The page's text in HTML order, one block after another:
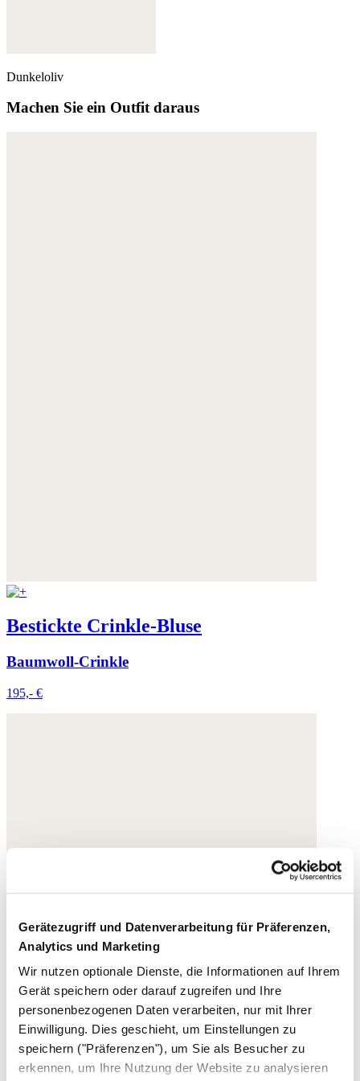
Gerätezugriff und Datenverarbeitung für Präferenzen,
Analytics und Marketing
Wir nutzen optionale Dienste, die Informationen auf Ihrem
Gerät speichern oder darauf zugreifen und Ihre
personenbezogenen Daten verarbeiten, nur mit Ihrer
Einwilligung. Dies geschieht, um Einstellungen zu
speichern ("Präferenzen"), um Sie als Besucher zu
erkennen, um Ihre Nutzung der Website zu analysieren
Dunkeloliv
Machen Sie ein Outfit daraus
Bestickte Crinkle-Bluse
Baumwoll-Crinkle
195,- €